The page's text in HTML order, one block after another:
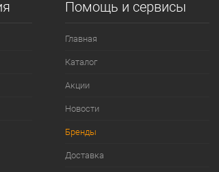
Помощь и сервисы
Главная
Каталог
Акции
Новости
Бренды
Доставка